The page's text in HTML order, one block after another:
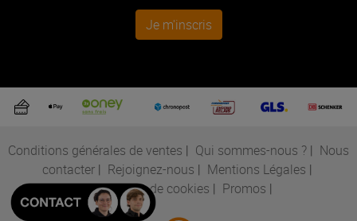
Je m'inscris
Conditions générales de ventes | Qui sommes-nous ? | Nous
contacter| Rejoignez-nous | Mentions Légales |
Préférences de cookies | Promos |